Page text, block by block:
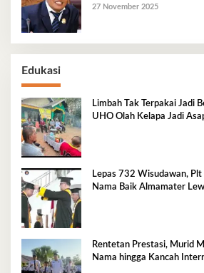
27 November 2025
Edukasi
Limbah Tak Terpakai Jadi
UHO Olah Kelapa Jadi
Lepas 732 Wisudawan,
Nama Baik Almamater
Rentetan Prestasi, Murid
Nama hingga Kancah